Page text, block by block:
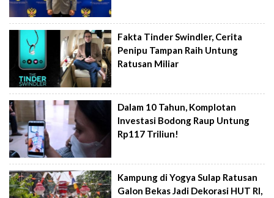
Fakta Tinder Swindler, Cerita
Penipu Tampan Raih Untung
Ratusan Miliar
Dalam 10 Tahun, Komplotan
Investasi Bodong Raup Untung
Rp117 Triliun!
Kampung di Yogya Sulap Ratusan
Galon Bekas Jadi Dekorasi HUT RI,